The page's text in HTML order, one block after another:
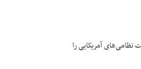
آمریکایی را